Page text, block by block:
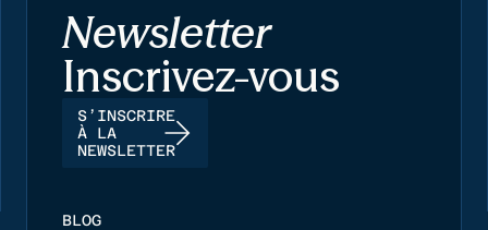
Newsletter
Inscrivez-vous
S’INSCRIRE
À LA
NEWSLETTER
BLOG